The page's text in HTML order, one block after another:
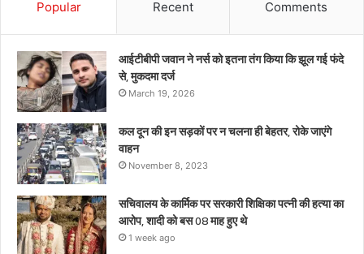
08
Popular Recent Comments
आईटीबीपी जवान ने नर्स को इतना तंग किया कि झूल गई फंदे
से, मुकदमा दर्ज
March 19, 2026
कल दून की इन सड़कों पर न चलना ही बेहतर, रोके जाएंगे
वाहन
November 8, 2023
सचिवालय के कार्मिक पर सरकारी शिक्षिका पत्नी की हत्या का
आरोप, शादी को बस 08 माह हुए थे
1 week ago